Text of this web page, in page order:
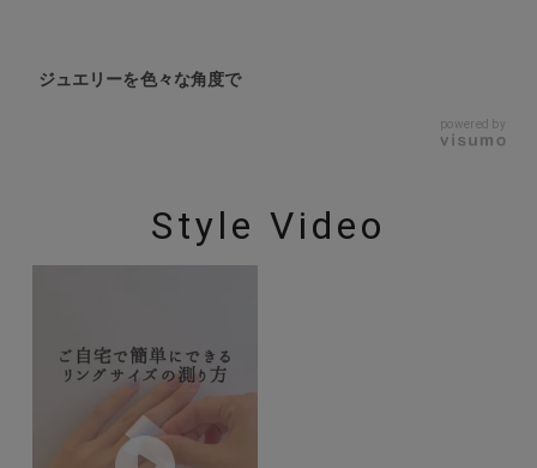
ジュエリーを色々な角度で
powered by
Style Video